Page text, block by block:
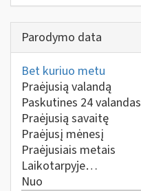
Parodymo data
Bet kuriuo metu
Praėjusią valandą
Paskutines 24 valandas
Praėjusią savaitę
Praėjusį mėnesį
Praėjusiais metais
Laikotarpyje…
Nuo